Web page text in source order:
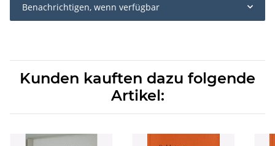
Benachrichtigen, wenn verfügbar
Kunden kauften dazu folgende
Artikel: